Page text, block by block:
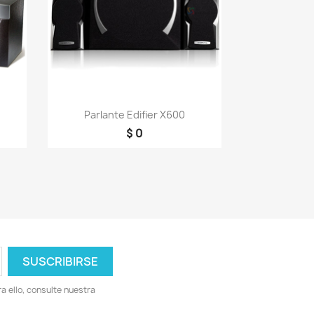
Vista rápida
Parlante Edifier X600
$ 0
ello, consulte nuestra